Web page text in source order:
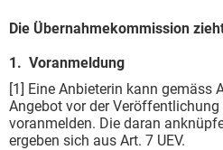
Die Übernahmekommission
1. Voranmeldung
[1] Eine Anbieterin kann gemäss
Angebot vor der
voranmelden. Die daran
ergeben sich aus Art. 7 UEV.